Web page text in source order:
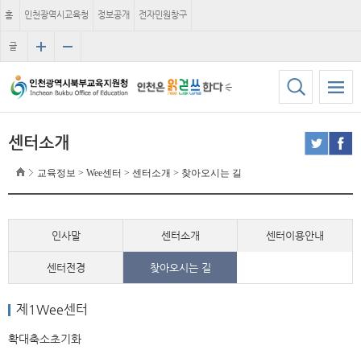
홈 인천광역시교육청 정보공개 전자민원창구
글
자
기
센터소개
교육정보 > Wee센터 > 센터소개 > 찾아오시는 길
인사말 센터소개 센터이용안내
센터전경 찾아오시는 길
제1Wee센터
확대축소초기화